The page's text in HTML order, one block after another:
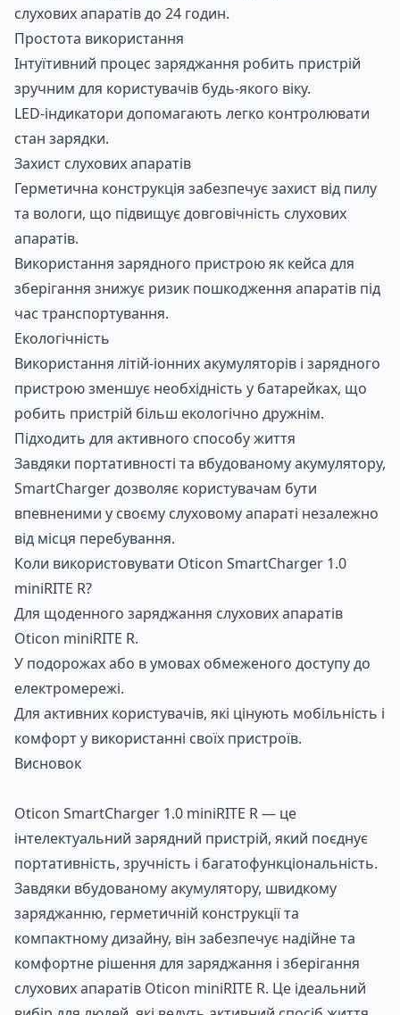
слухових апаратів до 24 годин.
Простота використання
Інтуїтивний процес заряджання робить пристрій
зручним для користувачів будь-якого віку.
LED-індикатори допомагають легко контролювати
стан зарядки.
Захист слухових апаратів
Герметична конструкція забезпечує захист від пилу
та вологи, що підвищує довговічність слухових
апаратів.
Використання зарядного пристрою як кейса для
зберігання знижує ризик пошкодження апаратів під
час транспортування.
Екологічність
Використання літій-іонних акумуляторів і зарядного
пристрою зменшує необхідність у батарейках, що
робить пристрій більш екологічно дружнім.
Підходить для активного способу життя
Завдяки портативності та вбудованому акумулятору,
SmartCharger дозволяє користувачам бути
впевненими у своєму слуховому апараті незалежно
від місця перебування.
Коли використовувати Oticon SmartCharger 1.0
miniRITE R?
Для щоденного заряджання слухових апаратів
Oticon miniRITE R.
У подорожах або в умовах обмеженого доступу до
електромережі.
Для активних користувачів, які цінують мобільність і
комфорт у використанні своїх пристроїв.
Висновок
Oticon SmartCharger 1.0 miniRITE R — це
інтелектуальний зарядний пристрій, який поєднує
портативність, зручність і багатофункціональність.
Завдяки вбудованому акумулятору, швидкому
заряджанню, герметичній конструкції та
компактному дизайну, він забезпечує надійне та
комфортне рішення для заряджання і зберігання
слухових апаратів Oticon miniRITE R. Це ідеальний
Замовити